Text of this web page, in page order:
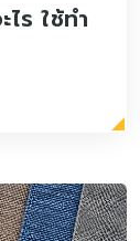
ร ใช้ทำ